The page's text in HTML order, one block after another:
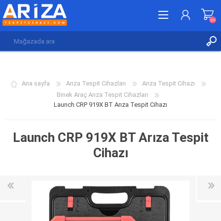
(0)
(0)
Ana sayfa Arıza Tespit Cihazları
Arıza Tespit Cihazı
Binek Araç Arıza Tespit Cihazları
Launch CRP 919X BT Arıza Tespit Cihazı
Launch CRP 919X BT Arıza Tespit
Cihazı